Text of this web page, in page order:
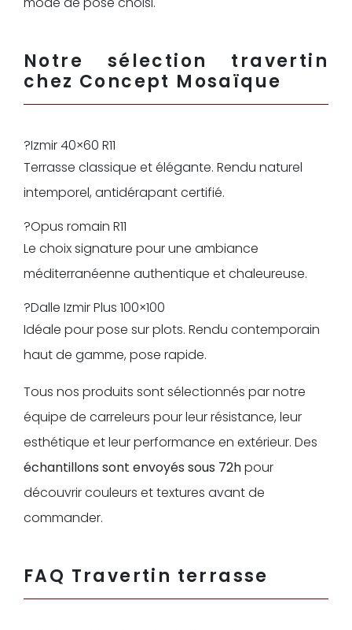
Notre sélection travertin
chez Concept Mosaïque
?Izmir 40×60 R11
Terrasse classique et élégante. Rendu naturel
intemporel, antidérapant certifié.
?Opus romain R11
Le choix signature pour une ambiance
méditerranéenne authentique et chaleureuse.
?Dalle Izmir Plus 100×100
Idéale pour pose sur plots. Rendu contemporain
haut de gamme, pose rapide.
Tous nos produits sont sélectionnés par notre
équipe de carreleurs pour leur résistance, leur
esthétique et leur performance en extérieur. Des
échantillons sont envoyés sous 72hpour
découvrir couleurs et textures avant de
commander.
FAQ Travertin terrasse